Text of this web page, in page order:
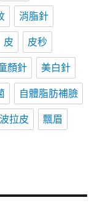
消脂針
皮 皮秒
顏針 美白針
自體脂肪補臉
拉皮 飄眉